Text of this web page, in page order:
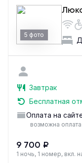
5 фото
Завтрак
Бесплатная
Оплата на
возможна
9 700 ₽
1 ночь, 1 номер, вкл.